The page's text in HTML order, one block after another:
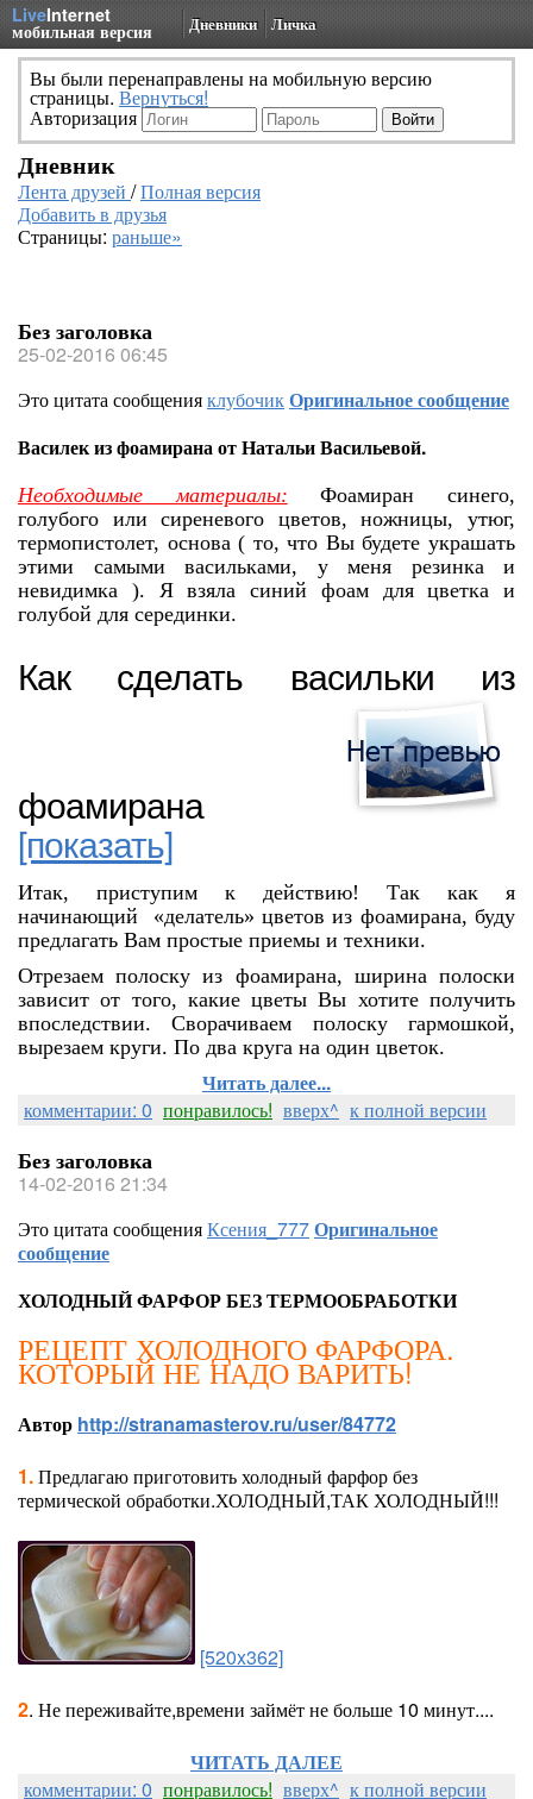
LiveInternet
мобильная версия Дневники Личка
Вы были перенаправлены на мобильную версию
страницы. Вернуться!
Авторизация
Дневник
Лента друзей /Полная версия
Добавить в друзья
Страницы: раньше»
Без заголовка
25-02-2016 06:45
Это цитата сообщенияклубочикОригинальное сообщение
Василек из фоамирана от Натальи Васильевой.
Необходимые материалы:
Фоамиран синего,
голубого или сиреневого цветов, ножницы, утюг,
термопистолет, основа ( то, что Вы будете украшать
этими самыми васильками, у меня резинка и
невидимка ). Я взяла синий фоам для цветка и
голубой для серединки.
Как сделать васильки из
фоамирана
[показать]
Итак, приступим к действию! Так как я
начинающий «делатель» цветов из фоамирана, буду
предлагать Вам простые приемы и техники.
Отрезаем полоску из фоамирана, ширина полоски
зависит от того, какие цветы Вы хотите получить
впоследствии. Сворачиваем полоску гармошкой,
вырезаем круги. По два круга на один цветок.
Читать далее...
комментарии: 0 понравилось! вверх^ к полной версии
Без заголовка
14-02-2016 21:34
Это цитата сообщенияКсения_777Оригинальное
сообщение
ХОЛОДНЫЙ ФАРФОР БЕЗ ТЕРМООБРАБОТКИ
РЕЦЕПТ ХОЛОДНОГО ФАРФОРА.
КОТОРЫЙ НЕ НАДО ВАРИТЬ!
Автор http://stranamasterov.ru/user/84772
1.Предлагаю приготовить холодный фарфор без
термической обработки.ХОЛОДНЫЙ,ТАК ХОЛОДНЫЙ!!!
[520x362]
2. Не переживайте,времени займёт не больше 10 минут....
ЧИТАТЬ ДАЛЕЕ
комментарии: 0 понравилось! вверх^ к полной версии